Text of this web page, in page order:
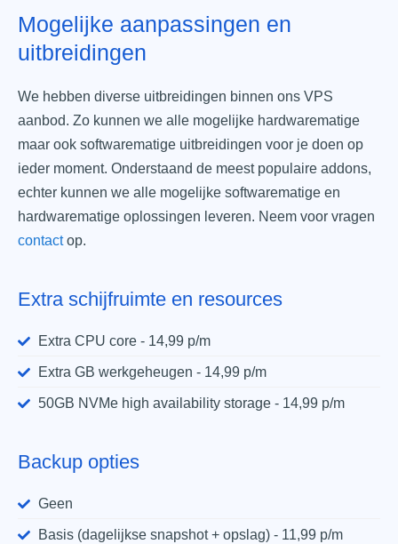
Mogelijke aanpassingen en
uitbreidingen
We hebben diverse uitbreidingen binnen ons VPS
aanbod. Zo kunnen we alle mogelijke hardwarematige
maar ook softwarematige uitbreidingen voor je doen op
ieder moment. Onderstaand de meest populaire addons,
echter kunnen we alle mogelijke softwarematige en
hardwarematige oplossingen leveren. Neem voor vragen
contactop.
Extra schijfruimte en resources
Extra CPU core - 14,99 p/m
Extra GB werkgeheugen - 14,99 p/m
50GB NVMe high availability storage - 14,99 p/m
Backup opties
Geen
Basis (dagelijkse snapshot + opslag) - 11,99 p/m